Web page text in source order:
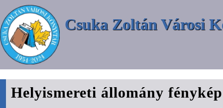
Csuka Zoltán Városi
Helyismereti állomány